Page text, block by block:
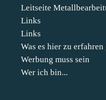
Leitseite
Links
Links
Was es hier zu erfahren
Werbung muss sein
Wer ich bin...